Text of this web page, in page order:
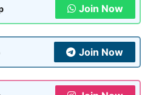
Join Now
Join Now